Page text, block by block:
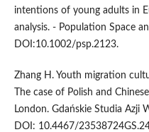
intentions of young adults in
analysis. - Population Space
DOI:10.1002/psp.2123.
Zhang H. Youth migration
The case of Polish and
London. Gdańskie Studia
DOI: 10.4467/